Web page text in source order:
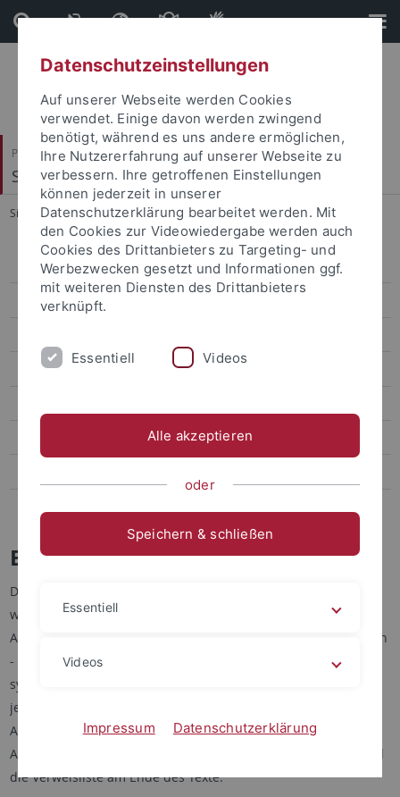
Direkt
zum
Inhalt
Direkt
zur
Fußleiste
Philosophische Fakultät
Seminar für Allgemeine Rhetorik
Sie sind hier: Startseite ... Texte
Neuere Publikationen
Herausgeber
Lemmata
Ausführliche Projektdarstellung
Beispielartikel
Die nachfolgenden, exemplarisch ausgewählten Artikel zeigen
wichtige formale und strukturelle Aspekte der
Artikelgestaltung. Sie gewähren einen Einblick in die historisch
- epochale Zuordnung des Inhaltes, in rhetorisch -
systematische sowie in interdisziplinäre Zusammenhänge des
jeweiligen Stichwortes bzw. Darstellungsgegenstandes.
Außerdem demonstrieren die Beispielartikel strukturelle
Artikelteile wie den Titelbereich, den Anmerkungsapparat und
die Verweisliste am Ende des Texte.
Datenschutzeinstellungen
Auf unserer Webseite werden Cookies
verwendet. Einige davon werden zwingend
benötigt, während es uns andere ermöglichen,
Ihre Nutzererfahrung auf unserer Webseite zu
verbessern. Ihre getroffenen Einstellungen
können jederzeit in unserer
Datenschutzerklärung bearbeitet werden. Mit
den Cookies zur Videowiedergabe werden auch
Cookies des Drittanbieters zu Targeting- und
Werbezwecken gesetzt und Informationen ggf.
mit weiteren Diensten des Drittanbieters
verknüpft.
Essentiell Videos
Alle akzeptieren
oder
Speichern & schließen
Essentiell
Videos
Impressum Datenschutzerklärung